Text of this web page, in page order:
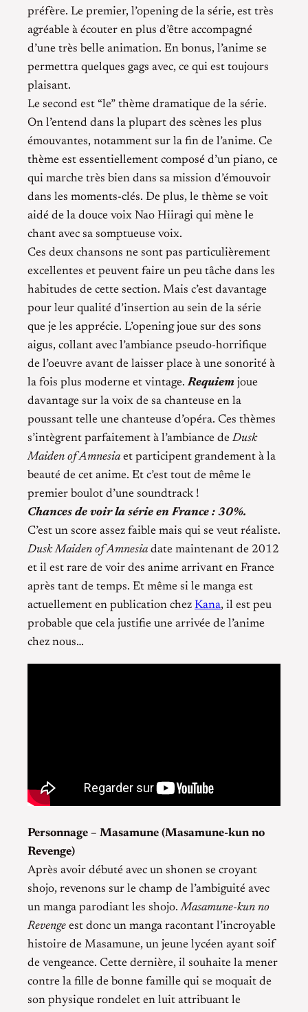
préfère. Le premier, l’opening de la série, est très
agréable à écouter en plus d’être accompagné
d’une très belle animation. En bonus, l’anime se
permettra quelques gags avec, ce qui est toujours
plaisant.
Le second est “le” thème dramatique de la série.
On l’entend dans la plupart des scènes les plus
émouvantes, notamment sur la fin de l’anime. Ce
thème est essentiellement composé d’un piano, ce
qui marche très bien dans sa mission d’émouvoir
dans les moments-clés. De plus, le thème se voit
aidé de la douce voix Nao Hiiragi qui mène le
chant avec sa somptueuse voix.
Ces deux chansons ne sont pas particulièrement
excellentes et peuvent faire un peu tâche dans les
habitudes de cette section. Mais c’est davantage
pour leur qualité d’insertion au sein de la série
que je les apprécie. L’opening joue sur des sons
aigus, collant avec l’ambiance pseudo-horrifique
de l’oeuvre avant de laisser place à une sonorité à
la fois plus moderne et vintage.Requiem joue
davantage sur la voix de sa chanteuse en la
poussant telle une chanteuse d’opéra. Ces thèmes
s’intègrent parfaitement à l’ambiance de Dusk
Maiden of Amnesia et participent grandement à la
beauté de cet anime. Et c’est tout de même le
premier boulot d’une soundtrack !
Chances de voir la série en France : 30%.
C’est un score assez faible mais qui se veut réaliste.
Dusk Maiden of Amnesia date maintenant de 2012
et il est rare de voir des anime arrivant en France
après tant de temps. Et même si le manga est
actuellement en publication chez Kana, il est peu
probable que cela justifie une arrivée de l’anime
chez nous…
Personnage – Masamune (Masamune-kun no
Revenge)
Après avoir débuté avec un shonen se croyant
shojo, revenons sur le champ de l’ambiguité avec
un manga parodiant les shojo.Masamune-kun no
Revenge est donc un manga racontant l’incroyable
histoire de Masamune, un jeune lycéen ayant soif
de vengeance. Cette dernière, il souhaite la mener
contre la fille de bonne famille qui se moquait de
son physique rondelet en luit attribuant le